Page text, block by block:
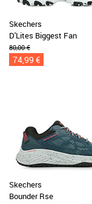
Skechers
D'Lites Biggest Fan
80,00 €
74,99 €
Skechers
Bounder Rse